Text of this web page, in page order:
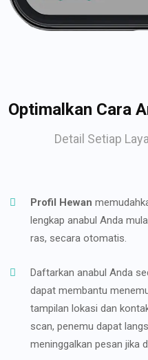
Optimalkan Cara
Detail Setiap
Profil Hewan
lengkap anabul Anda
ras, secara otomatis.
Daftarkan anabul Anda
dapat membantu
tampilan lokasi dan
scan, penemu dapat
meninggalkan pesan jika